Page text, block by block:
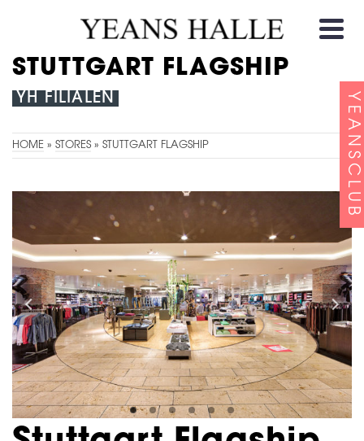
STUTTGART FLAGSHIP
YH FILIALEN
HOME » STORES » STUTTGART FLAGSHIP YEANSCLUB